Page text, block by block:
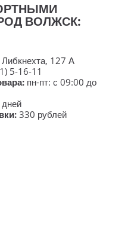
ВОЛЖСК:
127 А
5-16-11
пн-пт: с 09:00 до
330 рублей